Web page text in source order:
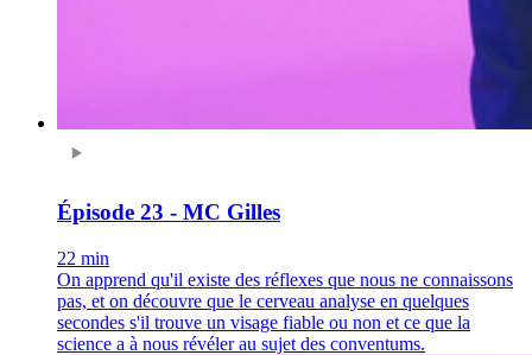
Épisode 23 - MC Gilles
22 min
On apprend qu'il existe des réflexes que nous ne connaissons
pas, et on découvre que le cerveau analyse en quelques
secondes s'il trouve un visage fiable ou non et ce que la
science a à nous révéler au sujet des conventums.